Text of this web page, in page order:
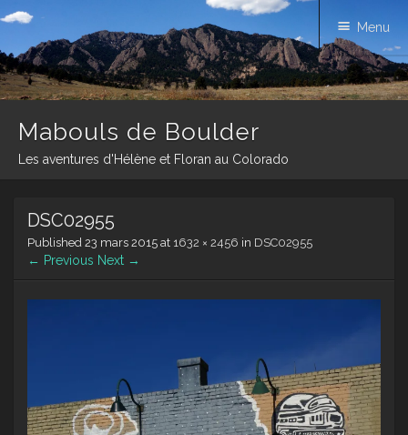
Mabouls de Boulder
Les aventures d'Hélène et Floran au Colorado
Menu
content
DSC02955
Published 23 mars 2015 at 1632 × 2456 in DSC02955
← Previous Next →